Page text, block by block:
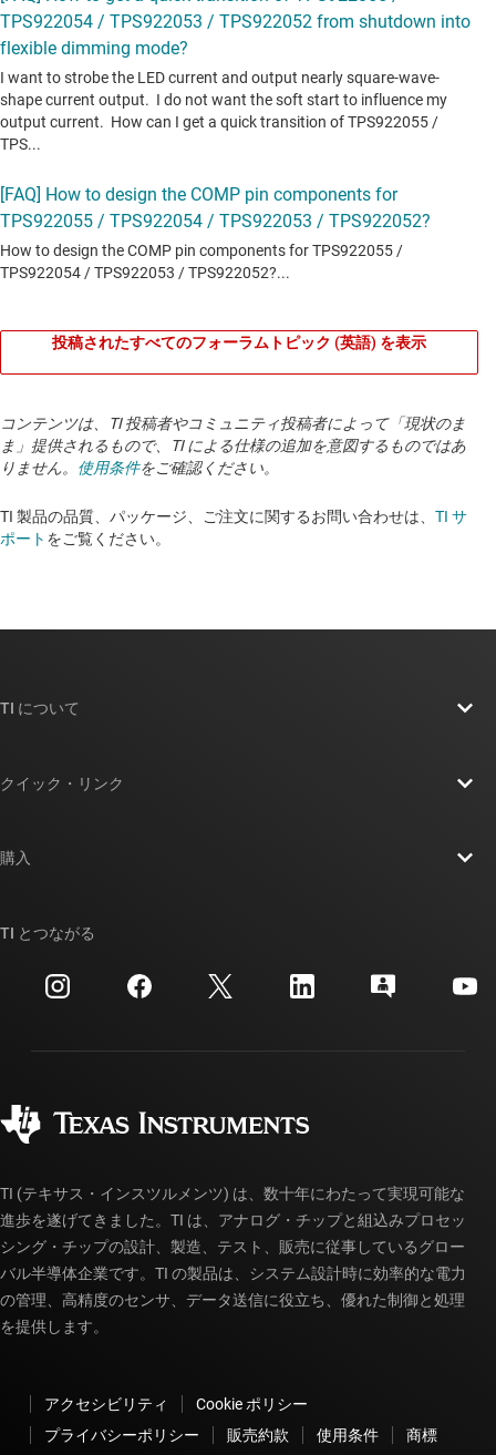
投稿されたすべてのフォーラムトピック (英語) を表示
コンテンツは、TI 投稿者やコミュニティ投稿者によって「現状のま
ま」提供されるもので、TI による仕様の追加を意図するものではあ
りません。 使用条件をご確認ください。
TI 製品の品質、パッケージ、ご注文に関するお問い合わせは、 TI サ
ポート をご覧ください。
TI について
投資家向け情報
製造
クイック・リンク
クロスリファレンス検索
カスタマー・サポート・センター
myTI アカウントの FAQ
購入
ご注文に関する FAQ
TI とつながる
TI (テキサス・インスツルメンツ) は、数十年にわたって実現可能な
進歩を遂げてきました。TI は、アナログ・チップと組込みプロセッ
シング・チップの設計、製造、テスト、販売に従事しているグロー
バル半導体企業です。TI の製品は、システム設計時に効率的な電力
の管理、高精度のセンサ、データ送信に役立ち、優れた制御と処理
を提供します。
アクセシビリティ
Cookie ポリシー
プライバシーポリシー
販売約款 使用条件
商標